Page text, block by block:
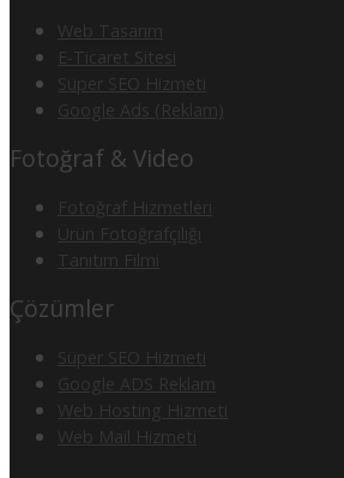
Web Tasarım
E-Ticaret Sitesi
Süper SEO Hizmeti
Google Ads (Reklam)
Fotoğraf & Video
Fotoğraf Hizmetleri
Ürün Fotoğrafçılığı
Tanıtım Filmi
Çözümler
Süper SEO Hizmeti
Google ADS Reklam
Web Hosting Hizmeti
Web Mail Hizmeti